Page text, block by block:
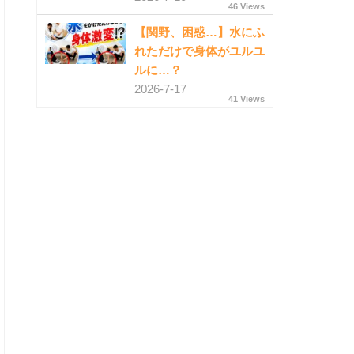
46 Views
【関野、困惑…】水にふ
れただけで身体がユルユ
ルに…？
2026-7-17
41 Views